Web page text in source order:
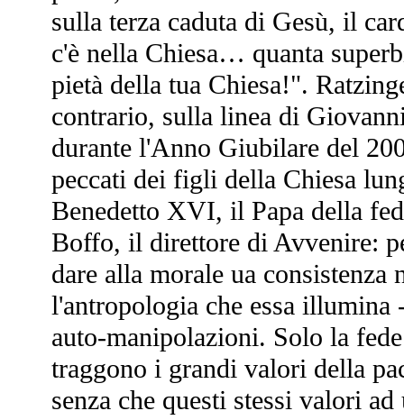
sulla terza caduta di Gesù, il
c'è nella Chiesa… quanta
pietà della tua Chiesa!".
contrario, sulla linea di
durante l'Anno Giubilare del
peccati dei figli della Chiesa
Benedetto XVI, il Papa della
Boffo, il direttore di Avvenire:
dare alla morale ua
l'antropologia che essa illumina
auto-manipolazioni. Solo la
traggono i grandi valori della
senza che questi stessi valori